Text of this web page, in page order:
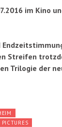
im Kino
Streifen
Trilogie der
PICTURES